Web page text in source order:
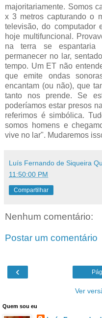
majoritariamente. Somos
x 3 metros capturando o
televisão, do computador
hoje multifuncional.
na terra se espantaria
permanecer no lar,
tempo. Um ET não
que emite ondas
encantam (ou não), que
tanto nos prende. Se
poderíamos estar presos
referimos é simbólica.
somos homens e
vive no lar". Mudaremos
Luís Fernando de Siqueira
11:50:00 PM
Compartilhar
Nenhum comentário:
Postar um comentário
‹
Ver
Quem sou eu